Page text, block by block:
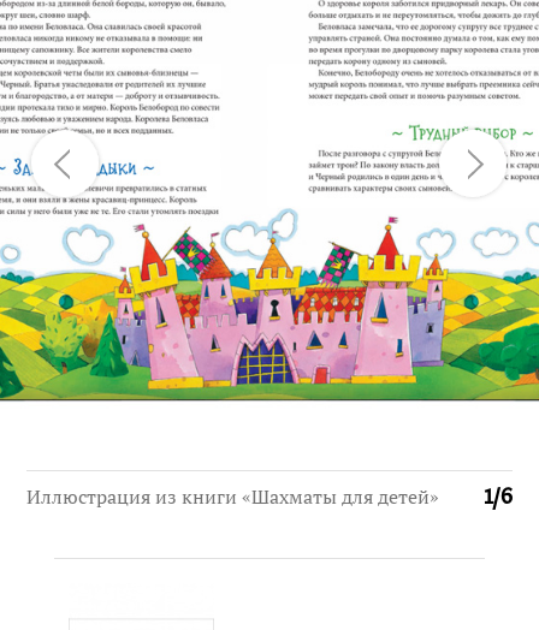
1/6
Иллюстрация из книги «Шахматы для детей»